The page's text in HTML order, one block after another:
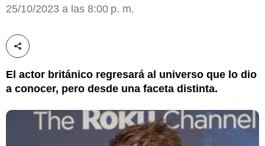
25/10/2023 a las 8:00 p. m.
Compartir esta noticia
El actor británico regresará al universo que lo dio
a conocer, pero desde una faceta distinta.